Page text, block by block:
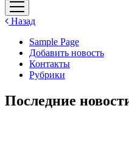
открыть
меню
Назад
Sample Page
Добавить новость
Контакты
Рубрики
Последние